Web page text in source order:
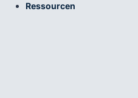
Ressourcen